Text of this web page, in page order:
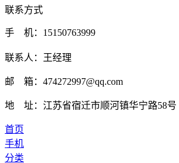
联系方式
手 机：15150763999
联系人：王经理
邮 箱：474272997@qq.com
地 址：江苏省宿迁市顺河镇华宁路58号
首页
手机
分类